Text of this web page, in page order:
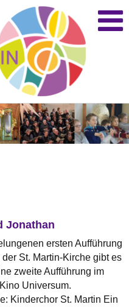
Jonathan
ersten Aufführung
St. Martin-Kirche gibt es
zweite Aufführung im
Universum.
Kinderchor St. Martin Ein